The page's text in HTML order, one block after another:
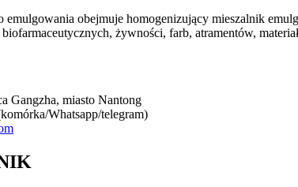
emulgowania obejmuje homogenizujący mieszalnik
żywności, farb, atramentów,
Gangzha, miasto Nantong
Whatsapp/telegram)